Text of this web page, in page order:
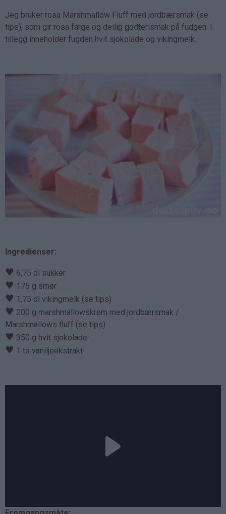
Jeg bruker rosa Marshmallow Fluff med jordbærsmak (se
tips), som gir rosa farge og deilig godterismak på fudgen. I
tillegg inneholder fugden hvit sjokolade og vikingmelk.
Ingredienser:
♥ 6,75 dl sukker
♥ 175 g smør
♥ 1,75 dl vikingmelk (se tips)
♥ 200 g marshmallowskrem med jordbærsmak /
Marshmallows fluff (se tips)
♥ 350 g hvit sjokolade
♥ 1 ts vaniljeekstrakt